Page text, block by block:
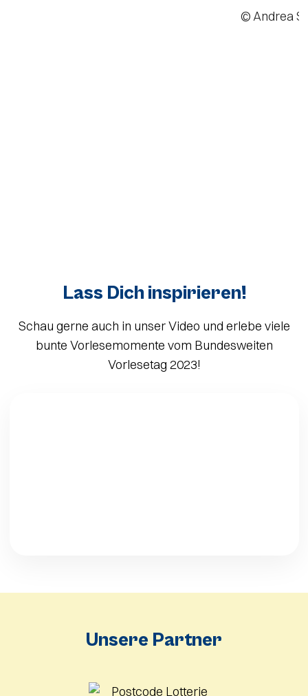
© Andrea
Susanne Daubner und Elmo von der
Sesamstraße lesen im Tagesschau-Studio
Lass Dich inspirieren!
Schau gerne auch in unser Video und erlebe viele
bunte Vorlesemomente vom Bundesweiten
Vorlesetag 2023!
Unsere Partner